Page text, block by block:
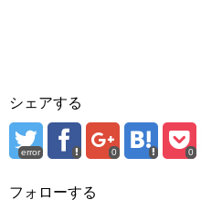
シェアする
error 0 0
フォローする